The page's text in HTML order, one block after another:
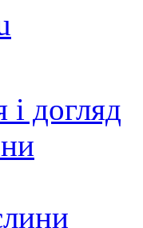
догляд